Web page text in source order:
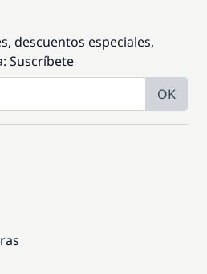
descuentos especiales,
Suscríbete
OK